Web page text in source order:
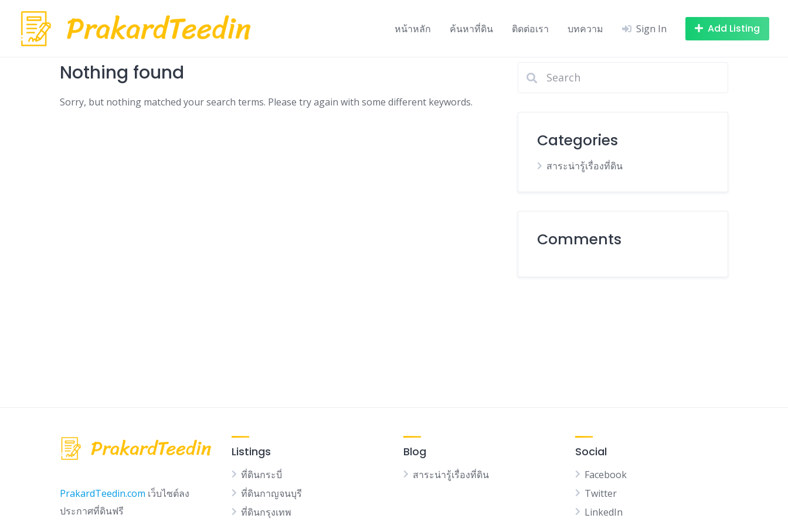
content
หน้าหลัก ค้นหาที่ดิน ติดต่อเรา บทความ Sign In Add Listing
Nothing found
Sorry, but nothing matched your search terms. Please try again with some different keywords.
Categories
สาระน่ารู้เรื่องที่ดิน
Comments
PrakardTeedin.com เว็บไซต์ลง
ประกาศที่ดินฟรี
Listings
ที่ดินกระบี่
ที่ดินกาญจนบุรี
ที่ดินกรุงเทพ
Blog
สาระน่ารู้เรื่องที่ดิน
Social
Facebook
Twitter
LinkedIn